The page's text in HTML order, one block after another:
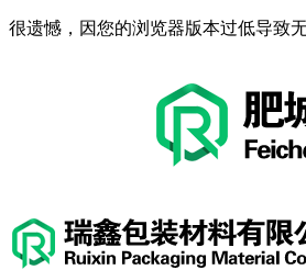
很遗憾，因您的浏览器版本过低导致